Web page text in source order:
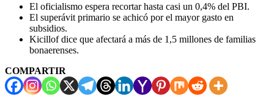
El oficialismo espera recortar hasta casi un 0,4% del PBI.
El superávit primario se achicó por el mayor gasto en
subsidios.
Kicillof dice que afectará a más de 1,5 millones de familias
bonaerenses.
COMPARTIR